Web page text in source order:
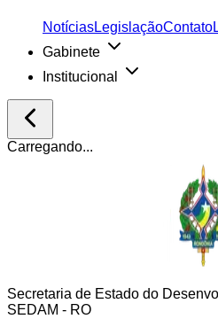
NotíciasLegislaçãoContato
Gabinete
Institucional
Carregando...
Secretaria de Estado do
SEDAM - RO